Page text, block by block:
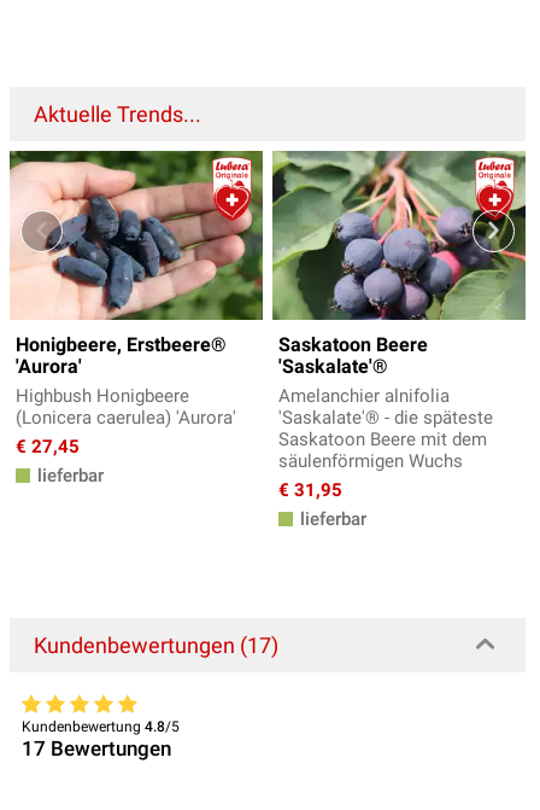
Aktuelle Trends...
Honigbeere, Erstbeere®
'Aurora'
Highbush Honigbeere
(Lonicera caerulea) 'Aurora'
€ 27,45
lieferbar
Saskatoon Beere
'Saskalate'®
Amelanchier alnifolia
'Saskalate'® - die späteste
Saskatoon Beere mit dem
säulenförmigen Wuchs
€ 31,95
lieferbar
Kundenbewertungen (17)
Kundenbewertung 4.8/5
17 Bewertungen